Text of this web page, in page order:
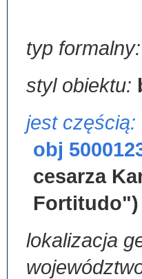
typ formalny:
styl obiektu:
jest częścią:
obj
cesarza
Fortitudo")
lokalizacja